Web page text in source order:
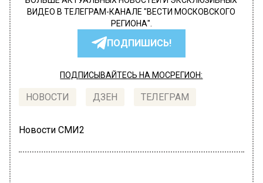
ВИДЕО В ТЕЛЕГРАМ-КАНАЛЕ "ВЕСТИ МОСКОВСКОГО
РЕГИОНА".
ПОДПИШИСЬ!
ПОДПИСЫВАЙТЕСЬ НА МОСРЕГИОН:
НОВОСТИ ДЗЕН ТЕЛЕГРАМ
Новости СМИ2